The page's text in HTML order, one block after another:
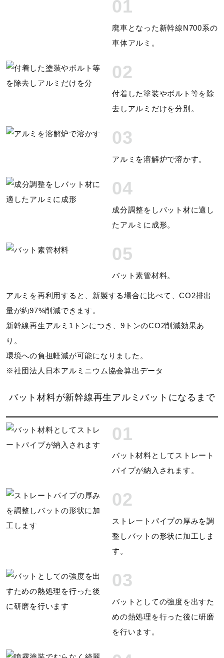
取扱店一覧
素材
原産国
質量
※質量には公差を設定しておりますので表示とは異なる場合
グリップテープ
発売シーズン
2024年秋冬
01
廃車となった新幹線N700系の
車体アルミ。
02
付着した塗装やボルト等を除
去しアルミだけを分別。
03
アルミを溶解炉で溶かす。
04
成分調整をしバット材に適し
たアルミに成形。
05
バット素管材料。
アルミを再利用すると、新製する場合に比べて、CO2排出
量が約97%削減できます。
新幹線再生アルミ1トンにつき、9トンのCO2削減効果あ
り。
環境への負担軽減が可能になりました。
※社団法人日本アルミニウム協会算出データ
バット材料が新幹線再生アルミバットになるまで
01
バット材料としてストレート
パイプが納入されます。
02
ストレートパイプの厚みを調
整しバットの形状に加工しま
す。
03
バットとしての強度を出すた
めの熱処理を行った後に研磨
を行います。